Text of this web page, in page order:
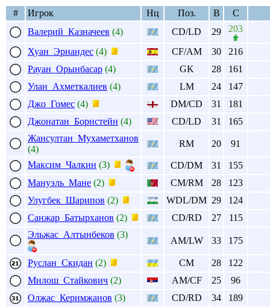
# Игрок Нц Поз. В
С
Валерий Казначеев (4) CD/LD 29 203
Хуан Эрнандес (4) CF/AM 30
216
Рауан Орынбасар (4) GK 28
161
Улан Ахметкалиев (4) LM 24
147
Джо Гомес (4) DM/CD 31
181
Джонатан Борнстейн (4) CD/LD 31
165
Жансултан Мухаметханов
(4)
RM 20 91
Максим Чалкин (3) CD/DM 31
155
Мануэль Мане (2) CM/RM 28
123
Улугбек Шарипов (2) WDL/DM 29
124
Санжар Батырханов (2) CD/RD 27
115
Эльжас Алтынбеков (3)
AM/LW 33 175
Руслан Скидан (2) CM 28
122
Милош Стайкович (2) AM/CF 25
96
Олжас Керимжанов (3) CD/RD 34
189